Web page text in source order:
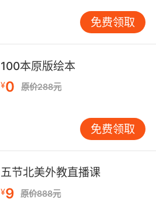
免费领取
100本原版绘本
¥0 原价288元
免费领取
五节北美外教直播课
¥9 原价888元